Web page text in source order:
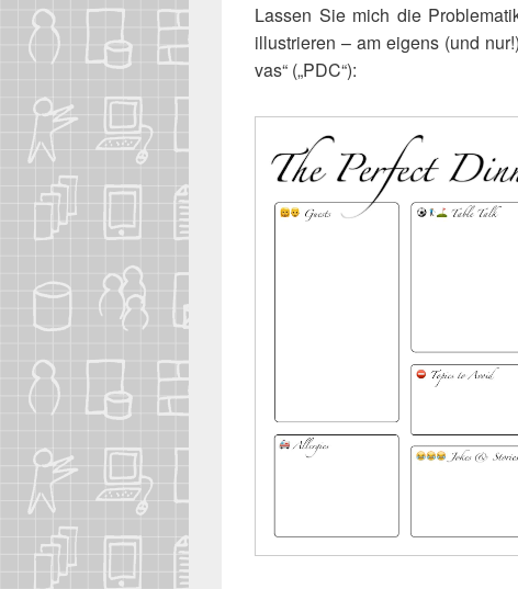
Las­sen Sie mich die
illus­trie­ren – am eigens (und
vas“ („PDC“):